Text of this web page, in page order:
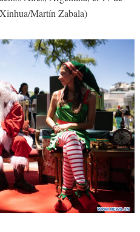
Martín Zabala)